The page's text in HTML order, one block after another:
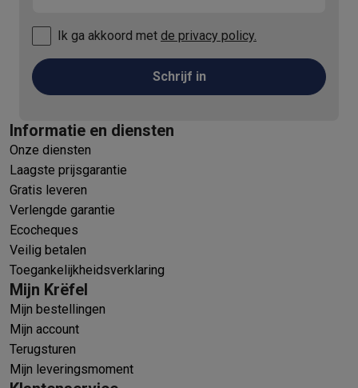
Ik ga akkoord met de privacy policy.
Schrijf in
Informatie en diensten
Onze diensten
Laagste prijsgarantie
Gratis leveren
Verlengde garantie
Ecocheques
Veilig betalen
Toegankelijkheidsverklaring
Mijn Krëfel
Mijn bestellingen
Mijn account
Terugsturen
Mijn leveringsmoment